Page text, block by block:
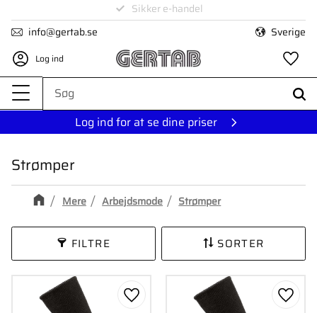
Menu
Sikker e-handel
Levering på 1-4 dage
info@gertab.se
Sverige
Log ind
Log ind for at se dine priser
Strømper
Mere Arbejdsmode Strømper
FILTRE SORTER
Gem som favorit Gem